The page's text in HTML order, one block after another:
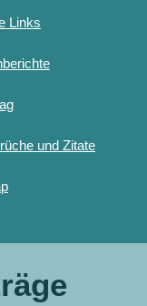
Links
und Zitate